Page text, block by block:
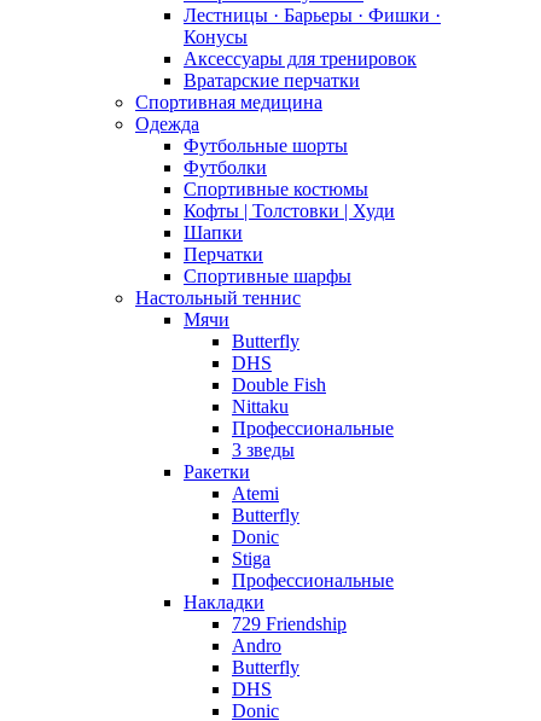
Лестницы · Барьеры · Фишки ·
Конусы
Аксессуары для тренировок
Вратарские перчатки
Спортивная медицина
Одежда
Футбольные шорты
Футболки
Спортивные костюмы
Кофты | Толстовки | Худи
Шапки
Перчатки
Спортивные шарфы
Настольный теннис
Мячи
Butterfly
DHS
Double Fish
Nittaku
Профессиональные
3 зведы
Ракетки
Atemi
Butterfly
Donic
Stiga
Профессиональные
Накладки
729 Friendship
Andro
Butterfly
DHS
Donic